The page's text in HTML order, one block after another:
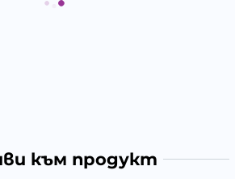
към продукт